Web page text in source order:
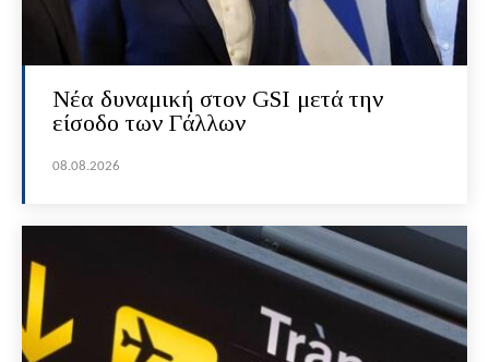
Νέα δυναμική στον GSI μετά την
είσοδο των Γάλλων
08.08.2026